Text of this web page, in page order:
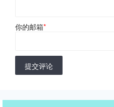
你的邮箱*
提交评论